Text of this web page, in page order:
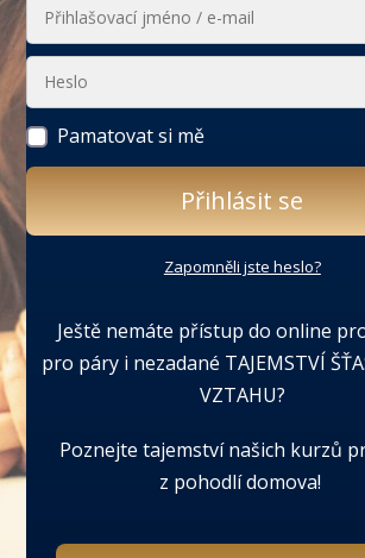
Pamatovat si mě
Přihlásit se
Zapomněli jste heslo?
Ještě nemáte přístup do online
pro páry i nezadané TAJEMSTVÍ
VZTAHU?
Poznejte tajemství našich kurzů
z pohodlí domova!